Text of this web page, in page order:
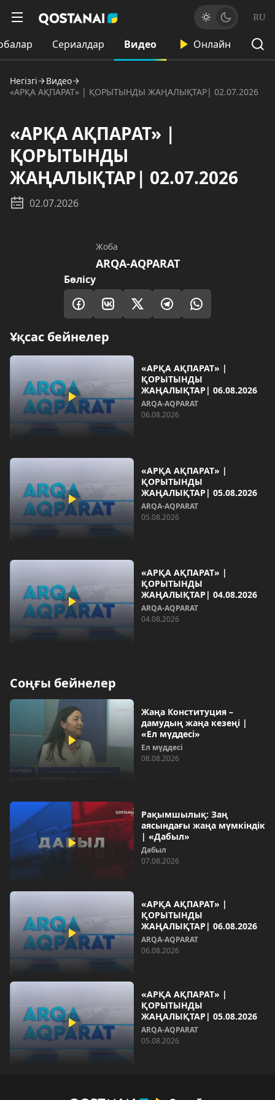
RU
Сериалдар Видео Онлайн
Негізгі
Видео
«АРҚА АҚПАРАТ» | ҚОРЫТЫНДЫ ЖАҢАЛЫҚТАР| 02.07.2026
«АРҚА АҚПАРАТ» |
ҚОРЫТЫНДЫ
ЖАҢАЛЫҚТАР| 02.07.2026
02.07.2026
Жоба
ARQA-AQPARAT
Бөлісу
Ұқсас бейнелер
«АРҚА АҚПАРАТ» |
ҚОРЫТЫНДЫ
ЖАҢАЛЫҚТАР| 06.08.2026
ARQA-AQPARAT
06.08.2026
«АРҚА АҚПАРАТ» |
ҚОРЫТЫНДЫ
ЖАҢАЛЫҚТАР| 05.08.2026
ARQA-AQPARAT
05.08.2026
«АРҚА АҚПАРАТ» |
ҚОРЫТЫНДЫ
ЖАҢАЛЫҚТАР| 04.08.2026
ARQA-AQPARAT
04.08.2026
Соңғы бейнелер
Жаңа Конституция –
дамудың жаңа кезеңі |
«Ел мүддесі»
Ел мүддесі
08.08.2026
Рақымшылық: Заң
аясындағы жаңа мүмкіндік
| «Дабыл»
Дабыл
07.08.2026
«АРҚА АҚПАРАТ» |
ҚОРЫТЫНДЫ
ЖАҢАЛЫҚТАР| 06.08.2026
ARQA-AQPARAT
06.08.2026
«АРҚА АҚПАРАТ» |
ҚОРЫТЫНДЫ
ЖАҢАЛЫҚТАР| 05.08.2026
ARQA-AQPARAT
05.08.2026